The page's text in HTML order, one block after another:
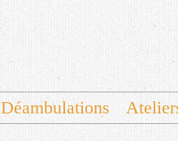
Déambulations